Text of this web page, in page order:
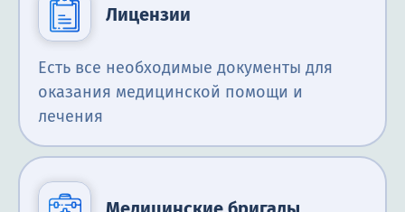
Лицензии
Есть все необходимые документы для
оказания медицинской помощи и
лечения